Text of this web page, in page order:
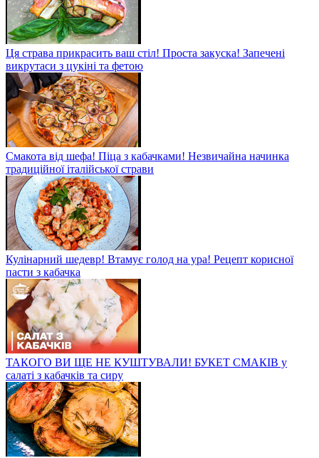
Ця страва прикрасить ваш стіл! Проста закуска! Запечені
викрутаси з цукіні та фетою
Смакота від шефа! Піца з кабачками! Незвичайна начинка
традиційної італійської страви
Кулінарний шедевр! Втамує голод на ура! Рецепт корисної
пасти з кабачка
ТАКОГО ВИ ЩЕ НЕ КУШТУВАЛИ! БУКЕТ СМАКІВ у
салаті з кабачків та сиру